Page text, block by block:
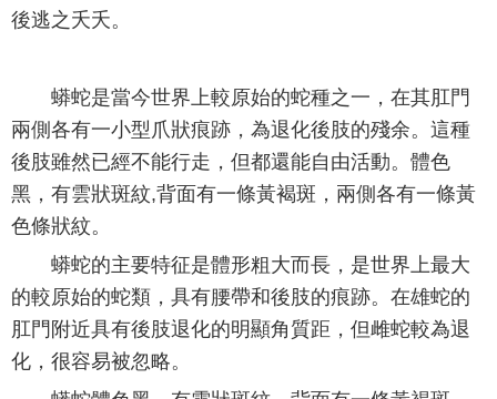
後逃之夭夭。
蟒蛇是當今世界上較原始的蛇種之一，在其肛門
兩側各有一小型爪狀痕跡，為退化後肢的殘余。這種
後肢雖然已經不能行走，但都還能自由活動。體色
黑，有雲狀斑紋,背面有一條黃褐斑，兩側各有一條黃
色條狀紋。
蟒蛇的主要特征是體形粗大而長，是世界上最大
的較原始的蛇類，具有腰帶和後肢的痕跡。在雄蛇的
肛門附近具有後肢退化的明顯角質距，但雌蛇較為退
化，很容易被忽略。